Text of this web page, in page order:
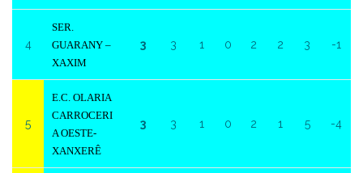
4
SER.
GUARANY –
XAXIM
3 3 1 0 2 2 3 -1
5
E.C. OLARIA
CARROCERI
A OESTE-
XANXERÊ
3 3 1 0 2 1 5 -4